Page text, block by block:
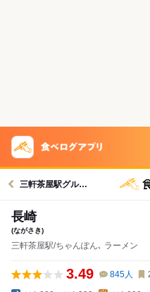
三軒茶屋駅グルメへ
長崎
(ながさき)
三軒茶屋駅/ちゃんぽん､ ラーメン
3.49 845人